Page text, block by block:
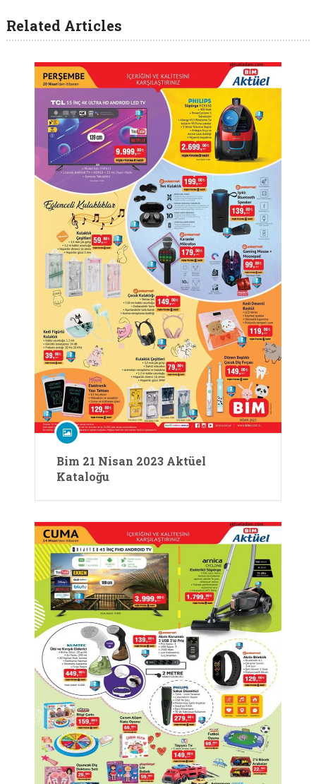
Related Articles
Bim 21 Nisan 2023 Aktüel
Kataloğu